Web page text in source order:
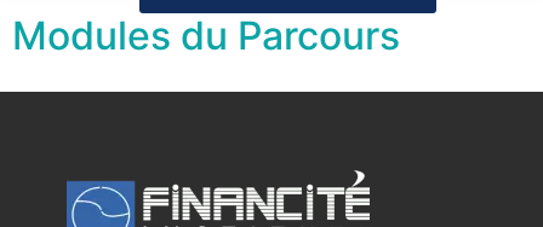
Modules du Parcours